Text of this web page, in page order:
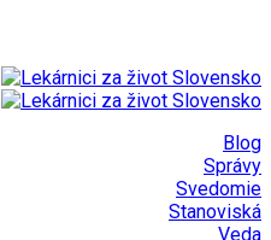
Blog
Správy
Svedomie
Stanoviská
Veda